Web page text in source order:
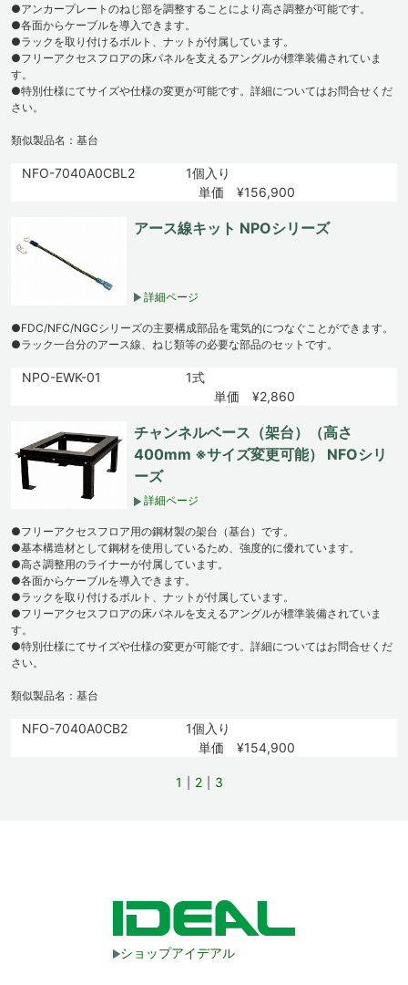
●アンカープレートのねじ部を調整することにより高さ調整が可能です。
●各面からケーブルを導入できます。
●ラックを取り付けるボルト、ナットが付属しています。
●フリーアクセスフロアの床パネルを支えるアングルが標準装備されていま
す。
●特別仕様にてサイズや仕様の変更が可能です。詳細についてはお問合せくだ
さい。
類似製品名：基台
NFO-7040A0CBL2
1個入り
単価 ¥156,900
アース線キット NPOシリーズ
詳細ページ
●FDC/NFC/NGCシリーズの主要構成部品を電気的につなぐことができます。
●ラック一台分のアース線、ねじ類等の必要な部品のセットです。
NPO-EWK-01
1式
単価 ¥2,860
チャンネルベース（架台）（高さ
400mm ※サイズ変更可能） NFOシリ
ーズ
詳細ページ
●フリーアクセスフロア用の鋼材製の架台（基台）です。
●基本構造材として鋼材を使用しているため、強度的に優れています。
●高さ調整用のライナーが付属しています。
●各面からケーブルを導入できます。
●ラックを取り付けるボルト、ナットが付属しています。
●フリーアクセスフロアの床パネルを支えるアングルが標準装備されていま
す。
●特別仕様にてサイズや仕様の変更が可能です。詳細についてはお問合せくだ
さい。
類似製品名：基台
NFO-7040A0CB2
1個入り
単価 ¥154,900
1 2 3
ショップアイデアル